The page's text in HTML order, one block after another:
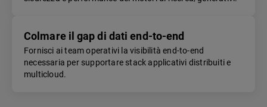
Colmare il gap di dati end-to-end
Fornisci ai team operativi la visibilità end-to-end
necessaria per supportare stack applicativi distribuiti e
multicloud.